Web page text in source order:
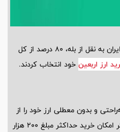
به گزارش روابط‌ عمومی بانک ملی ایران به نقل از بله، 80 درصد از کل
ارز اربعین خود انتخاب کردند.
و بدون معطلی ارز خود را از
اپلیکیشن بله خریداری کنند. هر زائر امکان خرید حداکثر مبلغ 200 هزار